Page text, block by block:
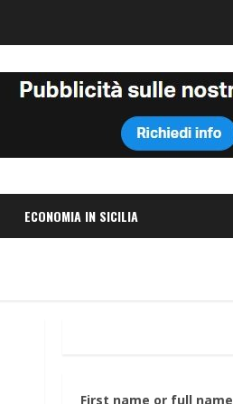
ECONOMIA IN SICILIA
First name or full name